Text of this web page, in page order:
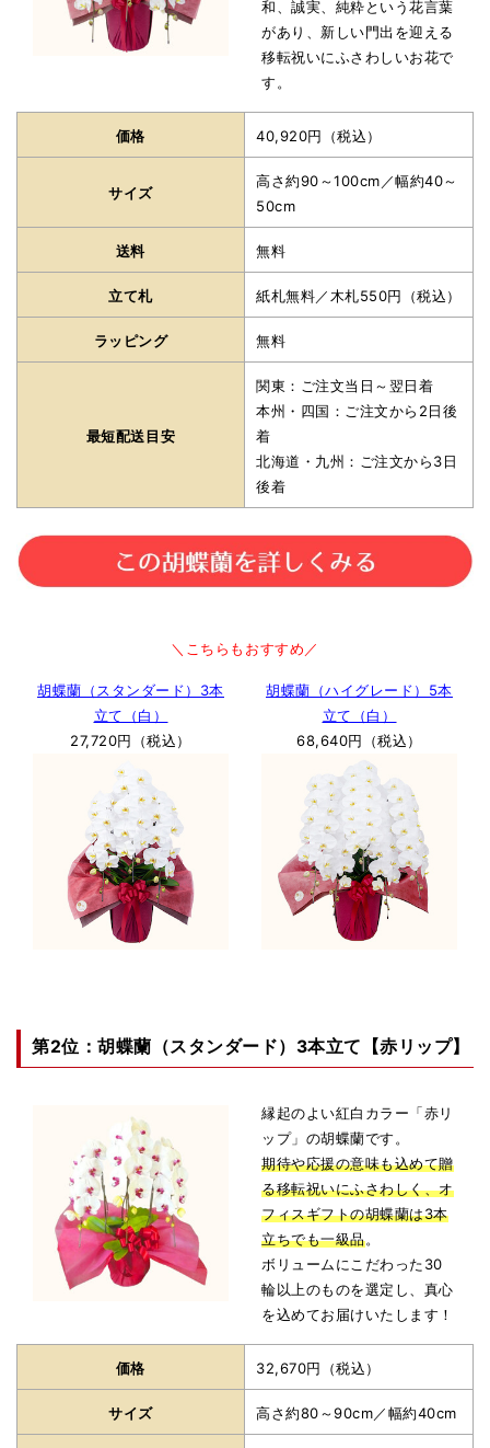
和、誠実、純粋という花言葉
があり、新しい門出を迎える
移転祝いにふさわしいお花で
す。
価格 40,920円（税込）
サイズ
高さ約90～100cm／幅約40～
50cm
送料 無料
立て札 紙札無料／木札550円（税込）
ラッピング 無料
最短配送目安
関東：ご注文当日～翌日着
本州・四国：ご注文から2日後
着
北海道・九州：ご注文から3日
後着
＼こちらもおすすめ／
胡蝶蘭（スタンダード）3本
立て（白）
27,720円（税込）
胡蝶蘭（ハイグレード）5本
立て（白）
68,640円（税込）
第2位：胡蝶蘭（スタンダード）3本立て【赤リップ】
縁起のよい紅白カラー「赤リ
ップ」の胡蝶蘭です。
期待や応援の意味も込めて贈
る移転祝いにふさわしく、オ
フィスギフトの胡蝶蘭は3本
立ちでも一級品。
ボリュームにこだわった30
輪以上のものを選定し、真心
を込めてお届けいたします！
価格 32,670円（税込）
サイズ 高さ約80～90cm／幅約40cm